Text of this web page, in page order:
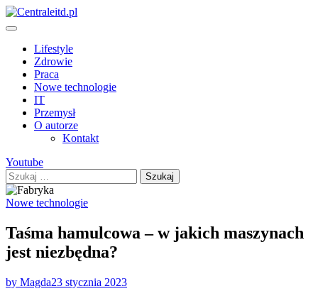
Skip
to
Lifestyle
Zdrowie
Praca
Nowe technologie
IT
Przemysł
O autorze
Kontakt
Youtube
Szukaj:
Nowe technologie
Taśma hamulcowa – w jakich maszynach
jest niezbędna?
by Magda23 stycznia 2023